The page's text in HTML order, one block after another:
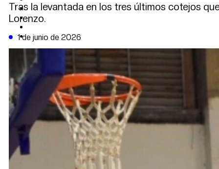
POLÍTICA
CAMBIO CLIMÁTICO
DE LA TRIBUNA TV
Tras la levantada en los tres últimos cotejos
Lorenzo.
1 de junio de 2026